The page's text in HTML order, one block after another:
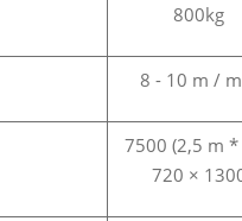
800kg
8 - 10 m /
7500 (2,5 m *
720 ×